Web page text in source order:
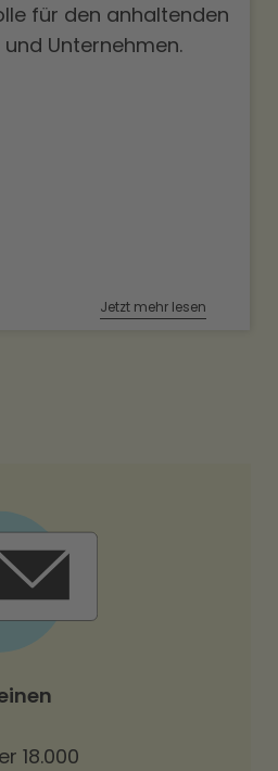
für den anhaltenden
Unternehmen.
Jetzt mehr lesen
18.000